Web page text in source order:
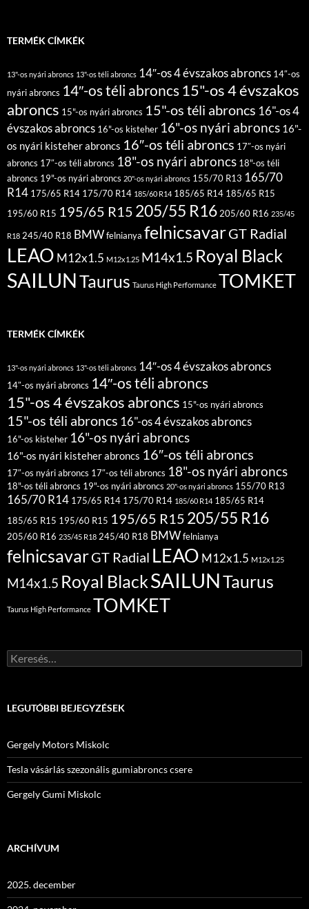
TERMÉK CÍMKÉK
13"-os nyári abroncs 13"-os téli abroncs 14″-os 4 évszakos abroncs 14″-os
nyári abroncs 14″-os téli abroncs15"-os 4 évszakos
abroncs 15"-os nyári abroncs 15"-os téli abroncs 16"-os 4
évszakos abroncs 16"-os kisteher 16"-os nyári abroncs 16"-
os nyári kisteher abroncs 16″-os téli abroncs 17″-os nyári
abroncs 17″-os téli abroncs 18"-os nyári abroncs 18"-os téli
abroncs 19"-os nyári abroncs 20"-os nyári abroncs 155/70 R13 165/70
R14 175/65 R14 175/70 R14 185/60 R14 185/65 R14 185/65 R15
195/60 R15 195/65 R15 205/55 R16 205/60 R16 235/45
R18 245/40 R18 BMWfelnianya felnicsavarGT Radial
LEAO M12x1.5 M12x1.25 M14x1.5 Royal Black
SAILUNTaurus Taurus High Performance TOMKET
TERMÉK CÍMKÉK
13"-os nyári abroncs 13"-os téli abroncs 14″-os 4 évszakos abroncs
14″-os nyári abroncs 14″-os téli abroncs
15"-os 4 évszakos abroncs 15"-os nyári abroncs
15"-os téli abroncs 16"-os 4 évszakos abroncs
16"-os kisteher 16"-os nyári abroncs
16"-os nyári kisteher abroncs 16″-os téli abroncs
17″-os nyári abroncs 17″-os téli abroncs 18"-os nyári abroncs
18"-os téli abroncs 19"-os nyári abroncs 20"-os nyári abroncs 155/70 R13
165/70 R14 175/65 R14 175/70 R14 185/60 R14 185/65 R14
185/65 R15 195/60 R15 195/65 R15 205/55 R16
205/60 R16 235/45 R18 245/40 R18 BMWfelnianya
felnicsavarGT Radial LEAO M12x1.5 M12x1.25
M14x1.5 Royal BlackSAILUNTaurus
Taurus High Performance TOMKET
Keresés:
LEGUTÓBBI BEJEGYZÉSEK
Gergely Motors Miskolc
Tesla vásárlás szezonális gumiabroncs csere
Gergely Gumi Miskolc
ARCHÍVUM
2025. december